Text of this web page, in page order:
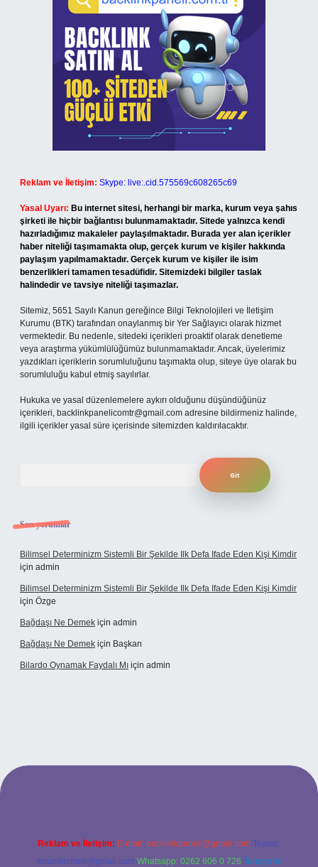
Reklam ve İletişim: Skype: live:.cid.575569c608265c69
Yasal Uyarı: Bu internet sitesi, herhangi bir marka, kurum veya şahıs
şirketi ile hiçbir bağlantısı bulunmamaktadır. Sitede yalnızca kendi
hazırladığımız makaleler paylaşılmaktadır. Burada yer alan içerikler
haber niteliği taşımamakta olup, gerçek kurum ve kişiler hakkında
paylaşım yapılmamaktadır. Gerçek kurum ve kişiler ile isim
benzerlikleri tamamen tesadüfidir. Sitemizdeki bilgiler taslak
halindedir ve tavsiye niteliği taşımazlar.
Sitemiz, 5651 Sayılı Kanun gereğince Bilgi Teknolojileri ve İletişim
Kurumu (BTK) tarafından onaylanmış bir Yer Sağlayıcı olarak hizmet
vermektedir. Bu nedenle, sitedeki içerikleri proaktif olarak denetleme
veya araştırma yükümlülüğümüz bulunmamaktadır. Ancak, üyelerimiz
yazdıkları içeriklerin sorumluluğunu taşımakta olup, siteye üye olarak bu
sorumluluğu kabul etmiş sayılırlar.
Hukuka ve yasal düzenlemelere aykırı olduğunu düşündüğünüz
içerikleri, backlinkpanelicomtr@gmail.com adresine bildirmeniz halinde,
ilgili içerikler yasal süre içerisinde sitemizden kaldırılacaktır.
Son yorumlar
Bilimsel Determinizm Sistemli Bir Şekilde Ilk Defa Ifade Eden Kişi Kimdir
için admin
Bilimsel Determinizm Sistemli Bir Şekilde Ilk Defa Ifade Eden Kişi Kimdir
için Özge
Bağdaşı Ne Demek için admin
Bağdaşı Ne Demek için Başkan
Bilardo Oynamak Faydalı Mı için admin
Reklam ve İletişim: E-mail: backlinkpaneli@gmail.com Teams:
forumhizmeti@gmail.com Whatsapp: 0262 606 0 726 Telegram: